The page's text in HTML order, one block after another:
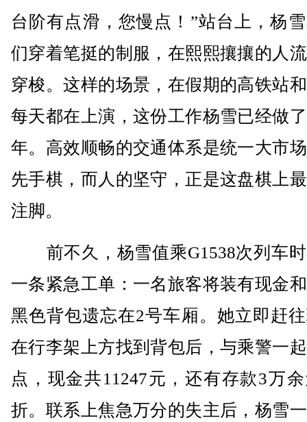
台阶有点滑，您慢点！”站台上，杨
们穿着笔挺的制服，在熙熙攘攘的人
穿梭。这样的场景，在假期的高铁站
每天都在上演，这份工作杨雪已经做
年。高效顺畅的交通体系是统一大市
先手棋，而人的坚守，正是这盘棋上
注脚。
前不久，杨雪值乘G1538次列车
一条紧急工单：一名旅客将装有现金
黑色背包遗忘在2号车厢。她立即赶
在行李架上方找到背包后，与乘警一
点，现金共11247元，还有存款3万
折。联系上焦急万分的失主后，杨雪